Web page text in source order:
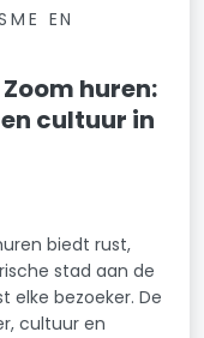
EN
huren:
cultuur in
biedt rust,
stad aan de
elke bezoeker. De
cultuur en